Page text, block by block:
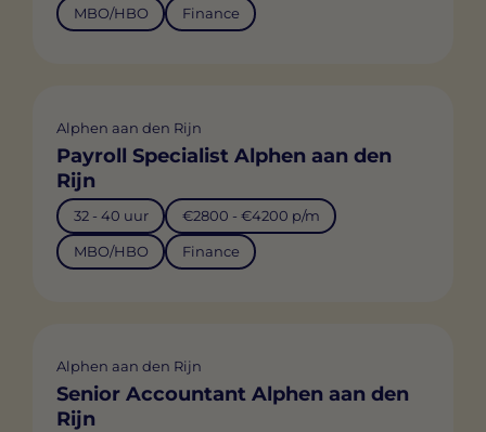
MBO/HBO Finance
Alphen aan den Rijn
Payroll Specialist Alphen aan den
Rijn
32 - 40 uur €2800 - €4200 p/m
MBO/HBO Finance
Alphen aan den Rijn
Senior Accountant Alphen aan den
Rijn